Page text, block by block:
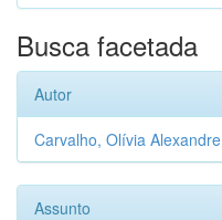
Busca facetada
Autor
Carvalho, Olívia
Assunto